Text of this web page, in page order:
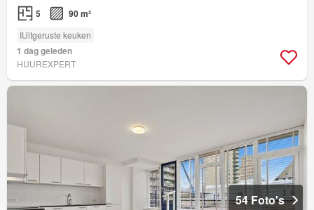
5 90 m²
IUitgeruste keuken
1 dag geleden
HUUREXPERT
54 Foto's